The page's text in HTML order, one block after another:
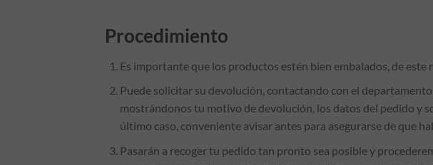
Procedimiento
Es importante que los productos estén bien embalados, de
Puede solicitar su devolución, contactando con el
mostrándonos tu motivo de devolución, los datos del pedido y
último caso, conveniente avisar antes para asegurarse de que
Pasarán a recoger tu pedido tan pronto sea posible y